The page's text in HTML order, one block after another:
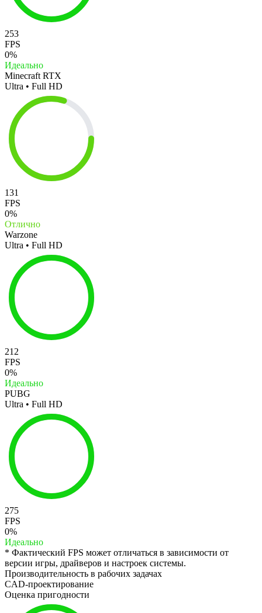
253
FPS
0%
Идеально
Minecraft RTX
Ultra • Full HD
131
FPS
0%
Отлично
Warzone
Ultra • Full HD
212
FPS
0%
Идеально
PUBG
Ultra • Full HD
275
FPS
0%
Идеально
* Фактический FPS может отличаться в зависимости от
версии игры, драйверов и настроек системы.
Производительность в рабочих задачах
CAD-проектирование
Оценка пригодности